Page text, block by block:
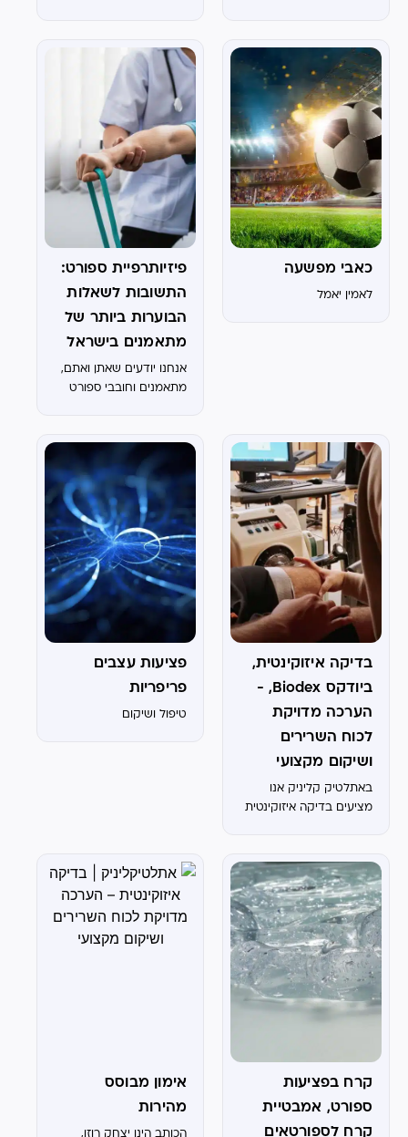
התאחתה, הבדיקות
הדיאגנוסטיות נקיות –
ובכל זאת, הגוף מסרב
לשתף פעולה. הכאב מופיע
דווקא ברגעים הקריטיים,...
כאבי מפשעה
לאמין יאמל
פיזיותרפיית ספורט:
התשובות לשאלות
הבוערות ביותר של
מתאמנים בישראל
אנחנו יודעים שאתן ואתם,
מתאמנים וחובבי ספורט
מפריע לאימון, אתם
מחפשים פתרון מהיר,
מקצועי ויעיל. בדיוק בגלל
זה, חקרנו עבורכם את
שלוש...
בדיקה איזוקינטית,
ביודקס Biodex, -
הערכה מדויקת
לכוח השרירים
ושיקום מקצועי
באתלטיק קליניק אנו
מציעים בדיקה איזוקינטית
של כוח השרירים, השליטה
העצבית-שרירית והאיזון בין
צדדים. הבדיקה מתבצעת
באמצעות מכשיר איזוקינטי
מהמתקדמים בארץ,
המאפשר לנו לקבל
תובנות...
פציעות עצבים
פריפריות
טיפול ושיקום
קרח בפציעות
ספורט, אמבטיית
קרח לספורטאים
אימון מבוסס
מהירות
הכותב הינו יצחק רוזן,